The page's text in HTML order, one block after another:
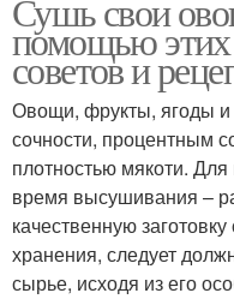
Сушь свои
помощью
советов и
Овощи, фрукты, ягоды и
сочности, процентным
плотностью мякоти. Для
время высушивания –
качественную
хранения, следует
сырье, исходя из его